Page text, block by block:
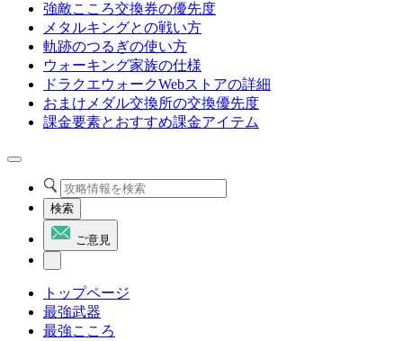
強敵こころ交換券の優先度
メタルキングとの戦い方
軌跡のつるぎの使い方
ウォーキング家族の仕様
ドラクエウォークWebストアの詳細
おまけメダル交換所の交換優先度
課金要素とおすすめ課金アイテム
検索
ご意見
トップページ
最強武器
最強こころ